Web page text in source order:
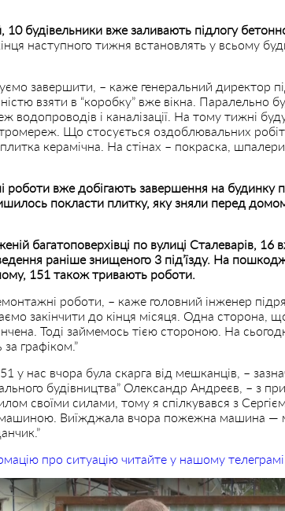
10 будівельники вже заливають підлогу
наступного тижня встановлять у всьому
завершити, – каже генеральний директор
взяти в “коробку” вже вікна. Паралельно
водопроводів і каналізації. На тому тижні
Що стосується оздоблювальних
плитка керамічна. На стінах – покраска,
вже добігають завершення на будинку
покласти плитку, яку зняли перед
багатоповерхівці по вулиці Сталеварів, 16
раніше знищеного 3 під’їзду. На
151 також тривають роботи.
роботи, – каже головний інженер
закінчити до кінця місяця. Одна сторона,
Тоді займемось тією стороною. На
графіком.”
у нас вчора була скарга від мешканців, –
будівництва” Олександр Андреєв, – з
своїми силами, тому я спілкувався з
Виїжджала вчора пожежна машина —
про ситуацію читайте у нашому телеграмі